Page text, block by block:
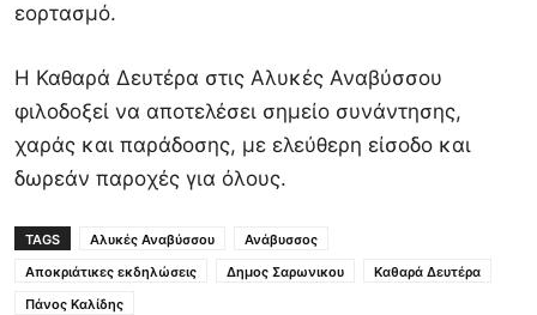
εορτασμό.
Η Καθαρά Δευτέρα στις Αλυκές Αναβύσσου
φιλοδοξεί να αποτελέσει σημείο συνάντησης,
χαράς και παράδοσης, με ελεύθερη είσοδο και
δωρεάν παροχές για όλους.
TAGS Αλυκές Αναβύσσου
Ανάβυσσος
Αποκριάτικες εκδηλώσεις
Δημος Σαρωνικου
Καθαρά Δευτέρα
Πάνος Καλίδης